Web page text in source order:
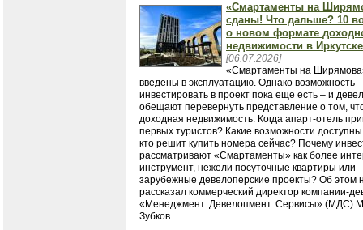
«Смартаменты на
сданы! Что дальше? 10
о новом формате
недвижимости в Иркутске
[06.07.2026]
«Смартаменты на
введены в эксплуатацию. Однако возможность
инвестировать в проект пока еще есть – и
обещают перевернуть представление о том,
доходная недвижимость. Когда апарт-отель
первых туристов? Какие возможности
кто решит купить номера сейчас? Почему
рассматривают «Смартаменты» как более
инструмент, нежели посуточные квартиры или
зарубежные девелоперские проекты? Об этом
рассказал коммерческий директор компании-
«Менеджмент. Девелопмент. Сервисы» (МДС)
Зубков.